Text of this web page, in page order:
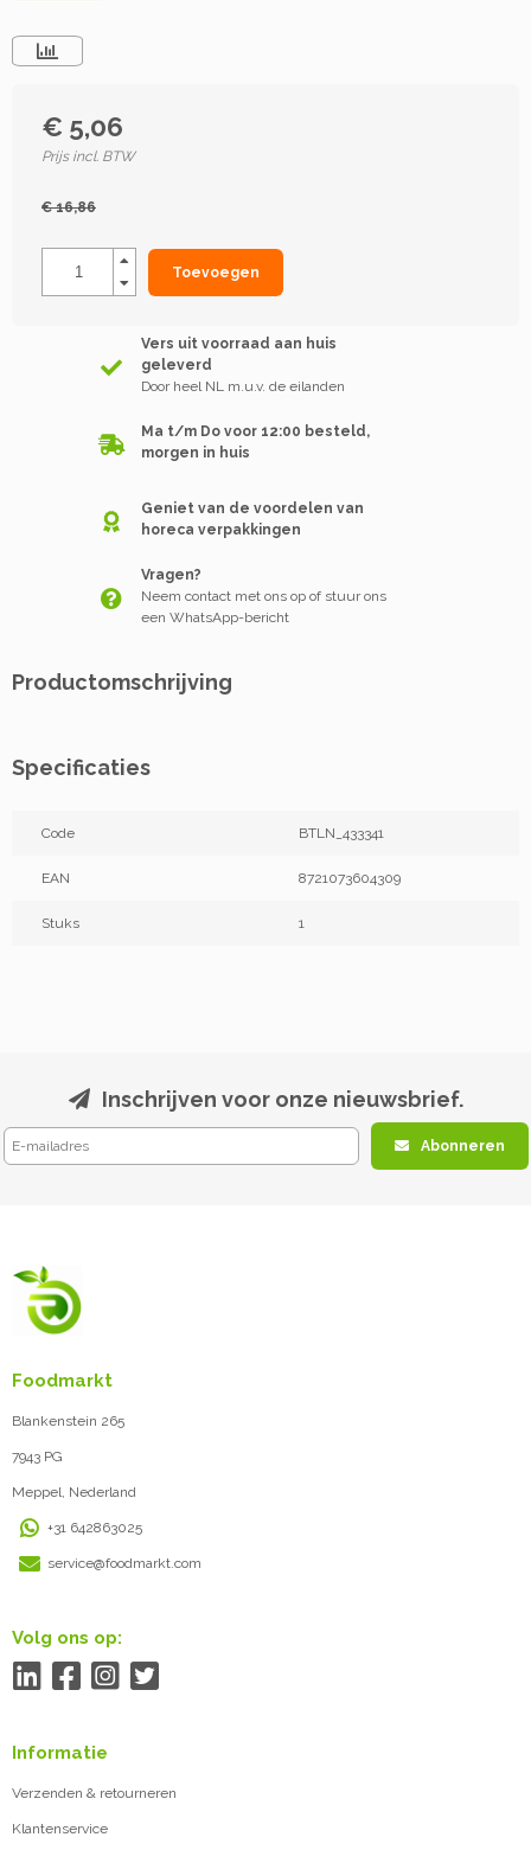
€ 5,06
Prijs incl. BTW
€ 16,86
Toevoegen
Vers uit voorraad aan huis
geleverd
Door heel NL m.u.v. de eilanden
Ma t/m Do voor 12:00 besteld,
morgen in huis
Geniet van de voordelen van
horeca verpakkingen
Vragen?
Neem contact met ons op of stuur ons
een WhatsApp-bericht
Productomschrijving
Specificaties
Code BTLN_433341
EAN 8721073604309
Stuks 1
Inschrijven voor onze nieuwsbrief.
Abonneren
Foodmarkt
Blankenstein 265
7943 PG
Meppel, Nederland
+31 642863025
service@foodmarkt.com
Volg ons op:
Informatie
Verzenden & retourneren
Klantenservice